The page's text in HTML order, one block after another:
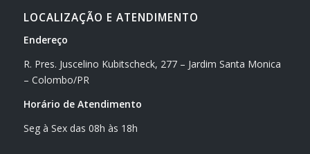
LOCALIZAÇÃO E ATENDIMENTO
Endereço
R. Pres. Juscelino Kubitscheck, 277 – Jardim Santa Monica
– Colombo/PR
Horário de Atendimento
Seg à Sex das 08h às 18h